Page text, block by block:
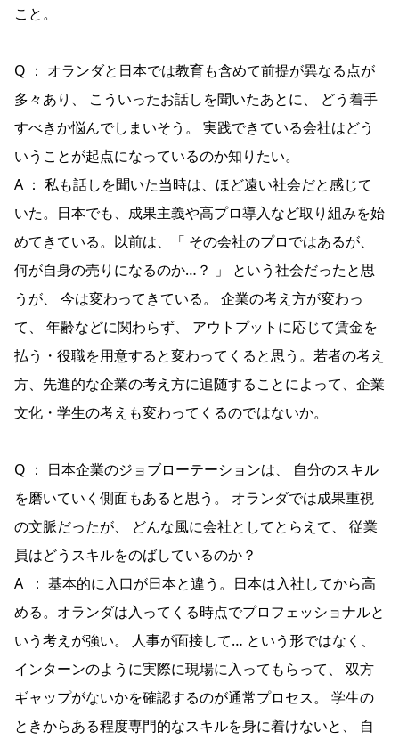
こと。
Q ： オランダと日本では教育も含めて前提が異なる点が
多々あり、 こういったお話しを聞いたあとに、 どう着手
すべきか悩んでしまいそう。 実践できている会社はどう
いうことが起点になっているのか知りたい。
A ： 私も話しを聞いた当時は、ほど遠い社会だと感じて
いた。日本でも、成果主義や高プロ導入など取り組みを始
めてきている。以前は、「 その会社のプロではあるが、
何が自身の売りになるのか…？ 」 という社会だったと思
うが、 今は変わってきている。 企業の考え方が変わっ
て、 年齢などに関わらず、 アウトプットに応じて賃金を
払う・役職を用意すると変わってくると思う。若者の考え
方、先進的な企業の考え方に追随することによって、企業
文化・学生の考えも変わってくるのではないか。
Q ： 日本企業のジョブローテーションは、 自分のスキル
を磨いていく側面もあると思う。 オランダでは成果重視
の文脈だったが、 どんな風に会社としてとらえて、 従業
員はどうスキルをのばしているのか？
A ： 基本的に入口が日本と違う。日本は入社してから高
める。オランダは入ってくる時点でプロフェッショナルと
いう考えが強い。 人事が面接して… という形ではなく、
インターンのように実際に現場に入ってもらって、 双方
ギャップがないかを確認するのが通常プロセス。 学生の
ときからある程度専門的なスキルを身に着けないと、 自